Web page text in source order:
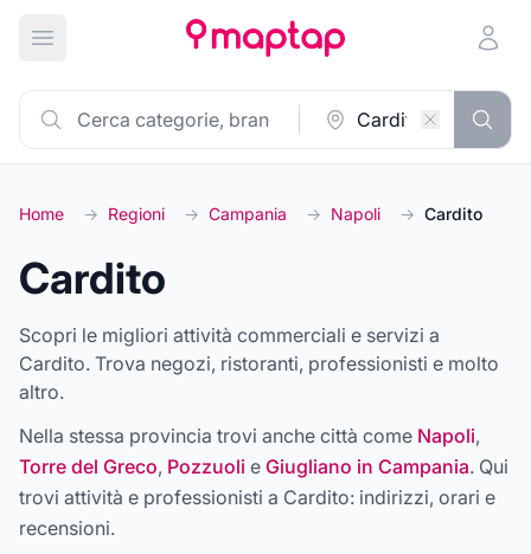
Apri menu principale
Home → Regioni → Campania → Napoli → Cardito
Cardito
Scopri le migliori attività commerciali e servizi a
Cardito. Trova negozi, ristoranti, professionisti e molto
altro.
Nella stessa provincia trovi anche città come Napoli,
Torre del Greco, Pozzuoli e Giugliano in Campania. Qui
trovi attività e professionisti a Cardito: indirizzi, orari e
recensioni.